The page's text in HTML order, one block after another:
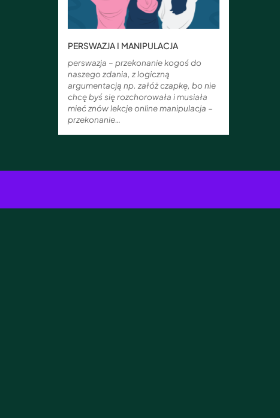
PERSWAZJA I MANIPULACJA
perswazja – przekonanie kogoś do
naszego zdania, z logiczną
argumentacją np. załóż czapkę, bo nie
chcę byś się rozchorowała i musiała
mieć znów lekcje online manipulacja –
przekonanie…